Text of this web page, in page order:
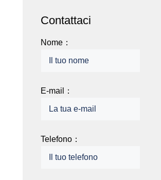
Contattaci
Nome：
E-mail：
Telefono：